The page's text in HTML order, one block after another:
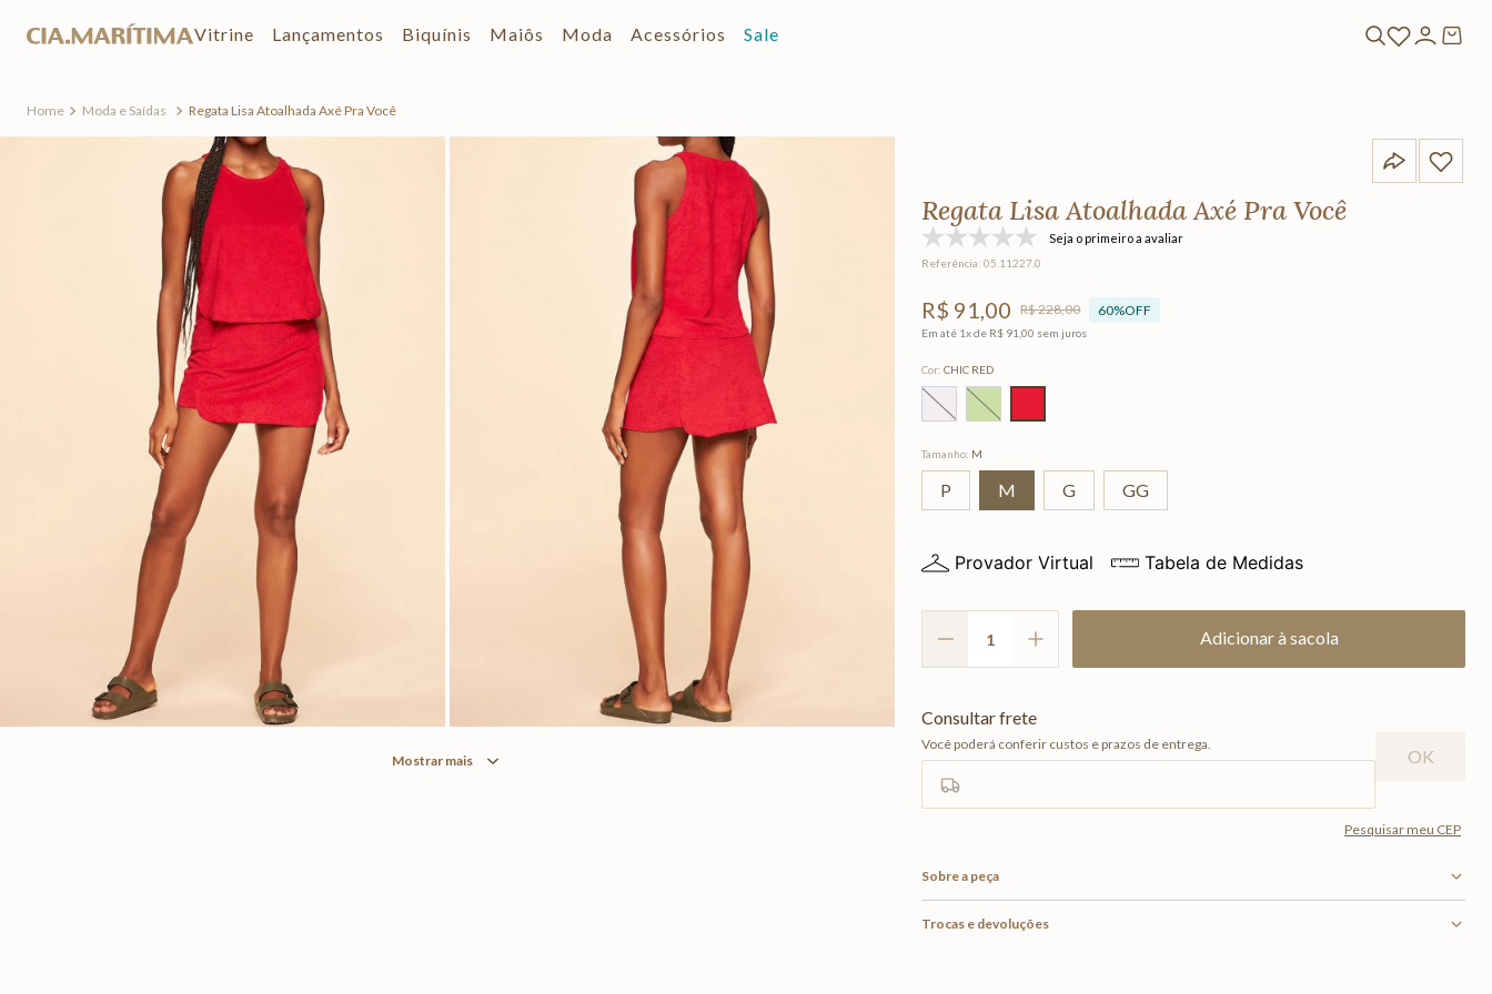
Vitrine Lançamentos Biquínis Maiôs Moda Acessórios Sale
Moda e Saídas Regata Lisa Atoalhada Axé Pra Você
Mostrar mais
Regata Lisa Atoalhada Axé Pra Você
Seja o primeiro a avaliar
Referência:05.11227.0
R$ 91,00 R$228,00 60%OFF
Em até 1x de R$ 91 ,00 sem juros
Cor: CHIC RED
Tamanho: M
P M G GG
Provador Virtual Tabela de Medidas
Adicionar à sacola
Sobre a peça
Trocas e devoluções